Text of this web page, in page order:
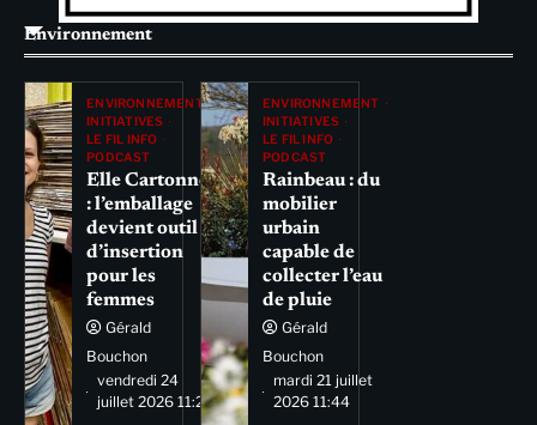
Environnement
ENVIRONNEMENT
INITIATIVES
LE FIL INFO
PODCAST
Elle Cartonne
: l’emballage
devient outil
d’insertion
pour les
femmes
Gérald
Bouchon
vendredi 24
juillet 2026 11:29
ENVIRONNEMENT
INITIATIVES
LE FIL INFO
PODCAST
Rainbeau : du
mobilier
urbain
capable de
collecter l’eau
de pluie
Gérald
Bouchon
mardi 21 juillet
2026 11:44